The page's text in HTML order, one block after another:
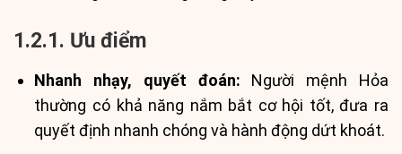
1.2.1. Ưu điểm
Nhanh nhạy, quyết đoán: Người mệnh Hỏa
thường có khả năng nắm bắt cơ hội tốt, đưa ra
quyết định nhanh chóng và hành động dứt khoát.